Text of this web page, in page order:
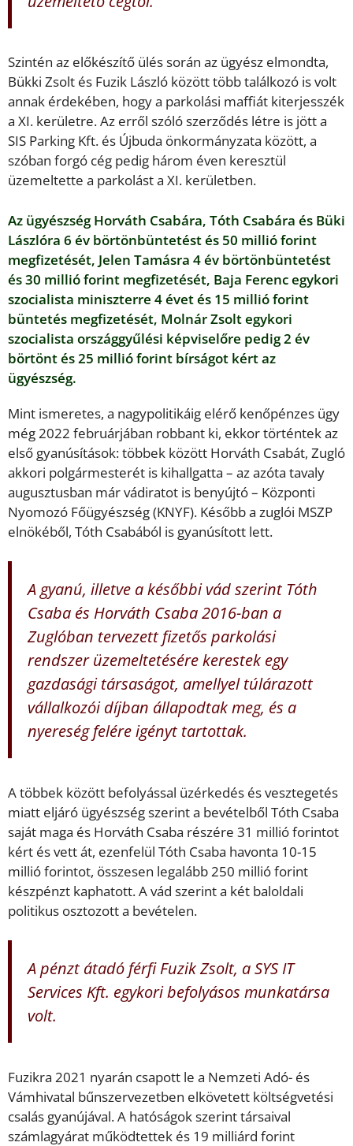
Szintén az előkészítő ülés során az ügyész elmondta,
Bükki Zsolt és Fuzik László között több találkozó is volt
annak érdekében, hogy a parkolási maffiát kiterjesszék
a XI. kerületre. Az erről szóló szerződés létre is jött a
SIS Parking Kft. és Újbuda önkormányzata között, a
szóban forgó cég pedig három éven keresztül
üzemeltette a parkolást a XI. kerületben.
Az ügyészség Horváth Csabára, Tóth Csabára és Büki
Lászlóra 6 év börtönbüntetést és 50 millió forint
megfizetését, Jelen Tamásra 4 év börtönbüntetést
és 30 millió forint megfizetését, Baja Ferenc egykori
szocialista miniszterre 4 évet és 15 millió forint
büntetés megfizetését, Molnár Zsolt egykori
szocialista országgyűlési képviselőre pedig 2 év
börtönt és 25 millió forint bírságot kért az
ügyészség.
Mint ismeretes, a nagypolitikáig elérő kenőpénzes ügy
még 2022 februárjában robbant ki, ekkor történtek az
első gyanúsítások: többek között Horváth Csabát, Zugló
akkori polgármesterét is kihallgatta – az azóta tavaly
augusztusban már vádiratot is benyújtó – Központi
Nyomozó Főügyészség (KNYF). Később a zuglói MSZP
elnökéből, Tóth Csabából is gyanúsított lett.
A gyanú, illetve a későbbi vád szerint Tóth
Csaba és Horváth Csaba 2016-ban a
Zuglóban tervezett fizetős parkolási
rendszer üzemeltetésére kerestek egy
gazdasági társaságot, amellyel túlárazott
vállalkozói díjban állapodtak meg, és a
nyereség felére igényt tartottak.
A többek között befolyással üzérkedés és vesztegetés
miatt eljáró ügyészség szerint a bevételből Tóth Csaba
saját maga és Horváth Csaba részére 31 millió forintot
kért és vett át, ezenfelül Tóth Csaba havonta 10-15
millió forintot, összesen legalább 250 millió forint
készpénzt kaphatott. A vád szerint a két baloldali
politikus osztozott a bevételen.
A pénzt átadó férfi Fuzik Zsolt, a SYS IT
Services Kft. egykori befolyásos munkatársa
volt.
Fuzikra 2021 nyarán csapott le a Nemzeti Adó- és
Vámhivatal bűnszervezetben elkövetett költségvetési
csalás gyanújával. A hatóságok szerint társaival
számlagyárat működtettek és 19 milliárd forint